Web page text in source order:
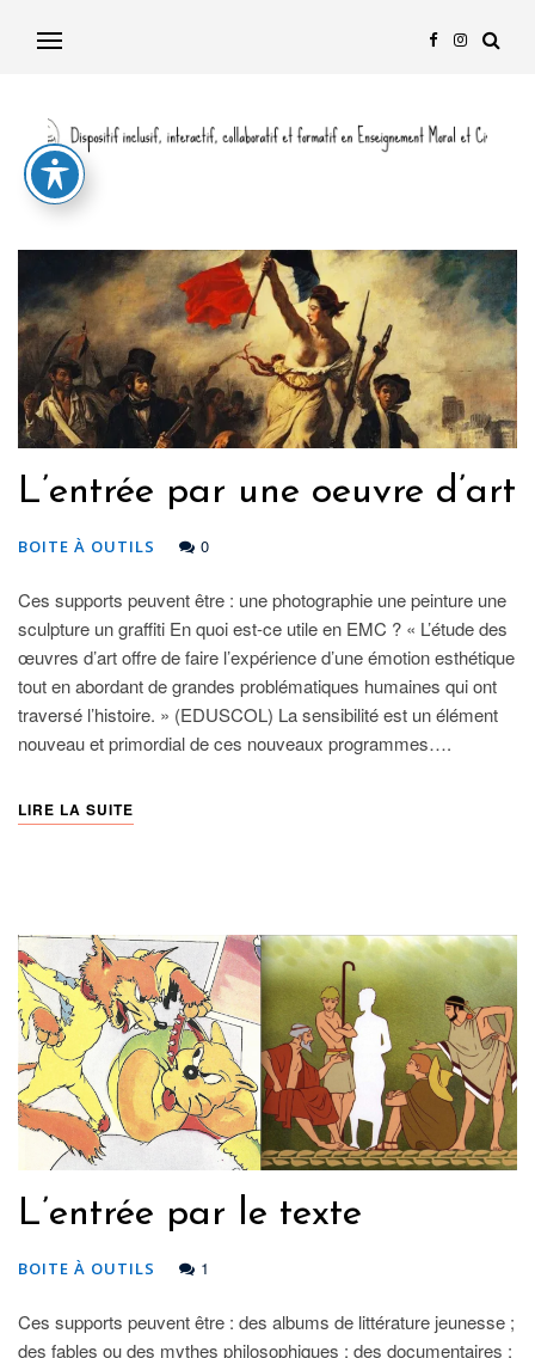
L’entrée par une oeuvre d’art
BOITE À OUTILS 0
Ces supports peuvent être : une photographie une peinture une
sculpture un graffiti En quoi est-ce utile en EMC ? « L’étude des
œuvres d’art offre de faire l’expérience d’une émotion esthétique
tout en abordant de grandes problématiques humaines qui ont
traversé l’histoire. » (EDUSCOL) La sensibilité est un élément
nouveau et primordial de ces nouveaux programmes….
LIRE LA SUITE
L’entrée par le texte
BOITE À OUTILS 1
Ces supports peuvent être : des albums de littérature jeunesse ;
des fables ou des mythes philosophiques ; des documentaires ;